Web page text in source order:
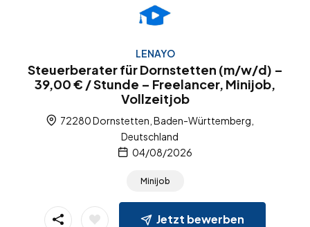
LENAYO
Steuerberater für Dornstetten (m/w/d) –
39,00 € / Stunde – Freelancer, Minijob,
Vollzeitjob
72280 Dornstetten, Baden-Württemberg,
Deutschland
04/08/2026
Minijob
Jetzt bewerben